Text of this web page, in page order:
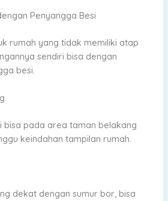
Penyangga Besi
rumah yang tidak memiliki atap
sendiri bisa dengan
besi.
bisa pada area taman belakang
keindahan tampilan rumah.
dekat dengan sumur bor, bisa